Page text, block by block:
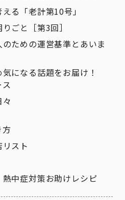
る「老計第10号」
ごと［第3回］
ための運営基準とあいま
になる話題をお届け！
方
スト
中症対策お助けレシピ